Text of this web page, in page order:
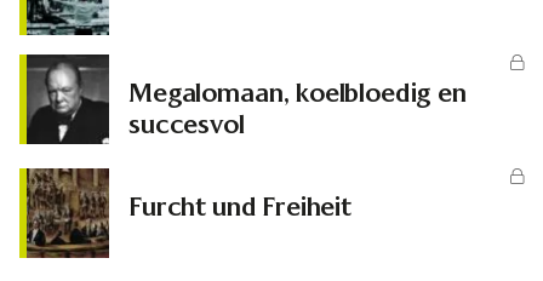
Megalomaan, koelbloedig en
succesvol
Furcht und Freiheit